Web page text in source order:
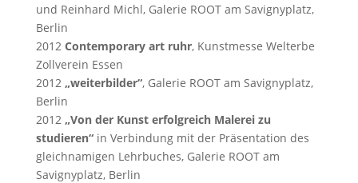
und Reinhard Michl, Galerie ROOT am Savignyplatz,
Berlin
2012 Contemporary art ruhr, Kunstmesse Welterbe
Zollverein Essen
2012 „weiterbilder“, Galerie ROOT am Savignyplatz,
Berlin
2012 „Von der Kunst erfolgreich Malerei zu
studieren“in Verbindung mit der Präsentation des
gleichnamigen Lehrbuches, Galerie ROOT am
Savignyplatz, Berlin